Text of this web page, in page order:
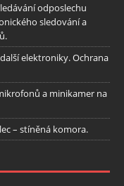
odposlechu
sledování a
elektroniky. Ochrana
a minikamer na
– stíněná komora.